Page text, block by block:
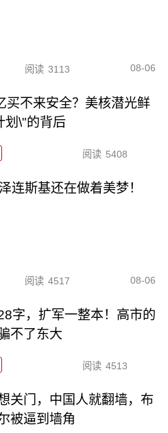
阅读 3113 08-06
买不来安全？美核潜光鲜
划\"的背后
阅读 5408
连斯基还在做着美梦！
阅读 4517 08-06
字，扩军一整本！高市的
不了东大
阅读 4513
关门，中国人就翻墙，布
被逼到墙角